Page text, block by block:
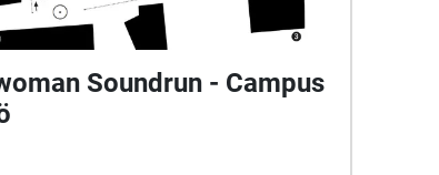
Soundrun - Campus